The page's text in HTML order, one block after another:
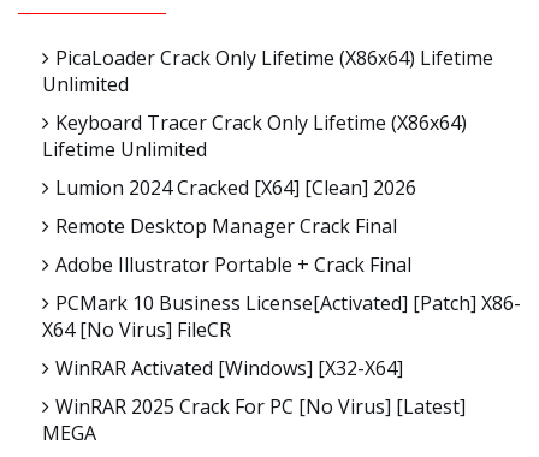
PicaLoader Crack Only Lifetime (x86x64) Lifetime
Unlimited
Keyboard Tracer Crack Only Lifetime (x86x64)
Lifetime Unlimited
Lumion 2024 Cracked [x64] [Clean] 2026
Remote Desktop Manager Crack Final
Adobe Illustrator Portable + Crack Final
PCMark 10 Business License[Activated] [Patch] X86-
X64 [no Virus] FileCR
WinRAR Activated [Windows] [x32-X64]
WinRAR 2025 Crack For PC [no Virus] [Latest]
MEGA